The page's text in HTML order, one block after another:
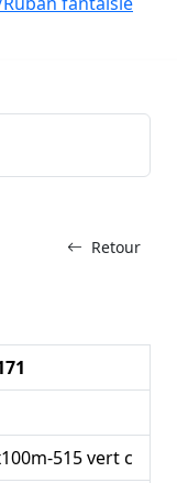
Retour
515 vert c